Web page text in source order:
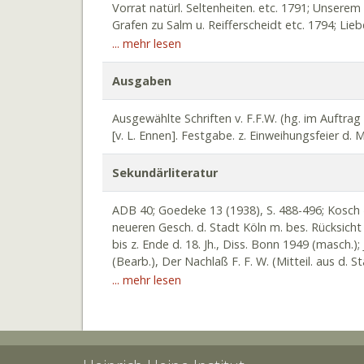
literarischen Lebens in Köln um die
seine Kunstsammlung (Bücher, Graphik,
Museen; vornehmlich Herausgeber und
verschiedene Auflagen erlebte), u. a. auch
d. „Olympischen Gesellschaft“ (ca. 1806 – ca.
Vorrat natürl. Seltenheiten. etc. 1791;
Grafen zu Salm u. Reifferscheidt etc. 1794;
1799; Agrippina, Gemahlin d. Claudius,
Geschichts- Kunst u. Sitten. Chronik v. u. f.
1803; Ad... J. Mich. Du-Montium... epistola
Corolla hymnorum sacrorum publice devotioni
Andachtsübungen zu Ehren d. hl. Severinus
Melaten. Krit. Ausw. unter d. dazu gelieferten
zu St. Marien im Capitol im Jahr 1810
Geburtstag etc. 1814; Beiträge z. Geschichte
Stadtgesch.) 1818; außerdem div. weitere
... mehr lesen
Ausgaben
Ausgewählte Schriften v. F.F.W. (hg. im
[v. L. Ennen]. Festgabe. z. Einweihungsfeier d.
Sekundärliteratur
ADB 40; Goedeke 13 (1938), S. 488-496;
neueren Gesch. d. Stadt Köln m. bes.
bis z. Ende d. 18. Jh., Diss. Bonn 1949
(Bearb.), Der Nachlaß F. F. W. (Mitteil. aus d.
Schriftengesamtverz., S. 361-377.);
... mehr lesen